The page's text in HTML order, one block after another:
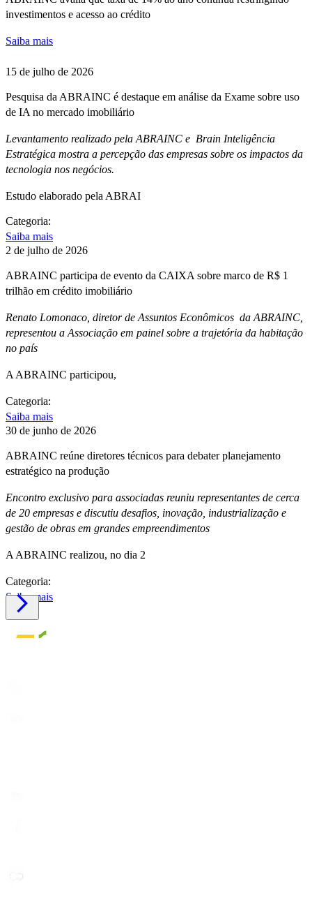
investimentos e acesso ao crédito
Saiba mais
15 de julho de 2026
Pesquisa da ABRAINC é destaque em análise da Exame sobre uso
de IA no mercado imobiliário
Levantamento realizado pela ABRAINC e Brain Inteligência
Estratégica mostra a percepção das empresas sobre os impactos da
tecnologia nos negócios.
Estudo elaborado pela ABRAI
Categoria:
Saiba mais
2 de julho de 2026
ABRAINC participa de evento da CAIXA sobre marco de R$ 1
trilhão em crédito imobiliário
Renato Lomonaco, diretor de Assuntos Econômicos da ABRAINC,
representou a Associação em painel sobre a trajetória da habitação
no país
A ABRAINC participou,
Categoria:
Saiba mais
30 de junho de 2026
ABRAINC reúne diretores técnicos para debater planejamento
estratégico na produção
Encontro exclusivo para associadas reuniu representantes de cerca
de 20 empresas e discutiu desafios, inovação, industrialização e
gestão de obras em grandes empreendimentos
A ABRAINC realizou, no dia 2
Categoria:
Saiba mais
